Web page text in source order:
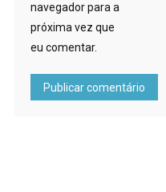
navegador para a
próxima vez que
eu comentar.